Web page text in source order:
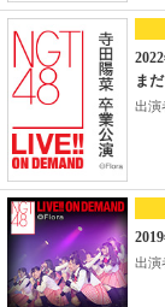
ま
出演
出演